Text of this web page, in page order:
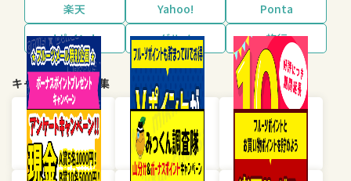
楽天 Yahoo!
Ponta
dポイント
グルメ 旅行
キャンペーン・特集